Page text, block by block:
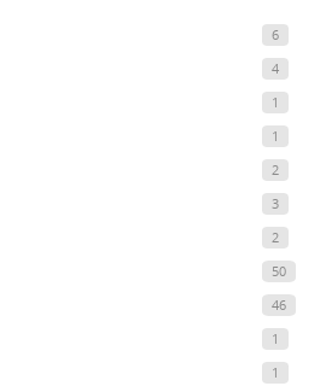
6
4
1
1
2
3
2
50
46
1
1